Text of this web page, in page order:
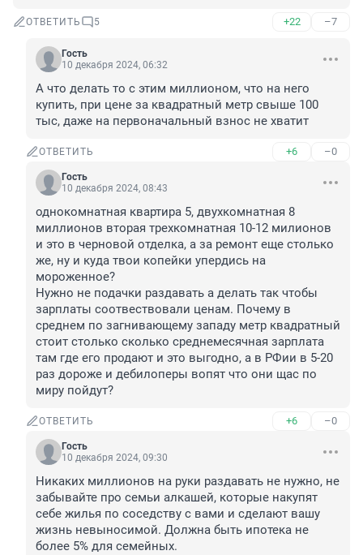
ОТВЕТИТЬ 5 +22 –7
Гость
10 декабря 2024, 06:32
А что делать то с этим миллионом, что на него
купить, при цене за квадратный метр свыше 100
тыс, даже на первоначальный взнос не хватит
ОТВЕТИТЬ +6 –0
Гость
10 декабря 2024, 08:43
однокомнатная квартира 5, двухкомнатная 8
миллионов вторая трехкомнатная 10-12 милионов
и это в черновой отделка, а за ремонт еще столько
же, ну и куда твои копейки упердись на
мороженное?
Нужно не подачки раздавать а делать так чтобы
зарплаты соотвествовали ценам. Почему в
среднем по загнивающему западу метр квадратный
стоит столько сколько среднемесячная зарплата
там где его продают и это выгодно, а в РФии в 5-20
раз дороже и дебилоперы вопят что они щас по
миру пойдут?
ОТВЕТИТЬ +6 –0
Гость
10 декабря 2024, 09:30
Никаких миллионов на руки раздавать не нужно, не
забывайте про семьи алкашей, которые накупят
себе жилья по соседству с вами и сделают вашу
жизнь невыносимой. Должна быть ипотека не
более 5% для семейных.